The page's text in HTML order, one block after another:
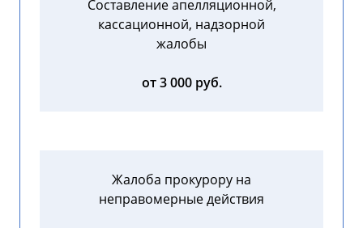
Составление апелляционной,
кассационной, надзорной
жалобы
от 3 000 руб.
Жалоба прокурору на
неправомерные действия